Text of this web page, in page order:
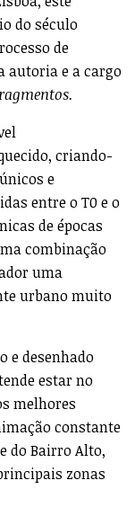
desenhado
estar no
melhores
constante
do Bairro Alto,
zonas
de todas as
do edifício, e
para quem
e fazer um
proporcionar
e conforto, e a
vibrante desta
casa.
Gloria
entre